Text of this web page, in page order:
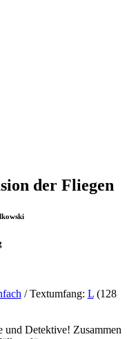
der Fliegen
/ Textumfang: L(128
und Detektive! Zusammen